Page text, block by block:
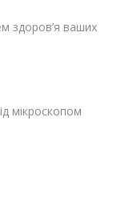
здоров’я ваших
мікроскопом